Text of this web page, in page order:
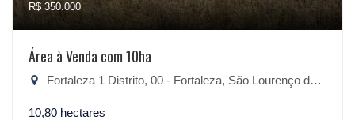
R$ 350.000
Área à Venda com 10ha
Fortaleza 1 Distrito, 00 - Fortaleza, São Lourenço do Sul-RS
10,80 hectares